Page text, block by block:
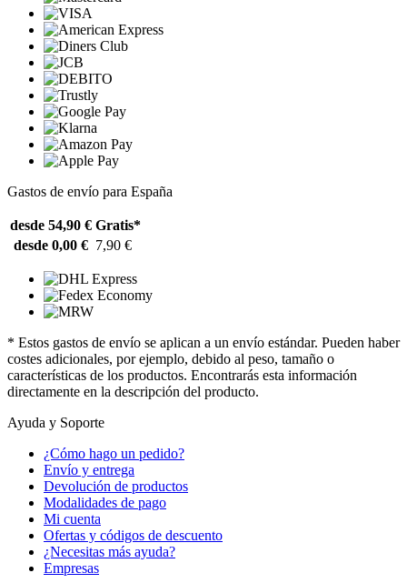
Gastos de envío para España
desde 54,90 € Gratis*
desde 0,00 € 7,90 €
* Estos gastos de envío se aplican a un envío estándar. Pueden haber
costes adicionales, por ejemplo, debido al peso, tamaño o
características de los productos. Encontrarás esta información
directamente en la descripción del producto.
Ayuda y Soporte
¿Cómo hago un pedido?
Envío y entrega
Devolución de productos
Modalidades de pago
Mi cuenta
Ofertas y códigos de descuento
¿Necesitas más ayuda?
Empresas